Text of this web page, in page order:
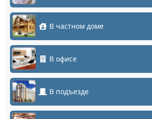
В частном доме
В офисе
В подъезде